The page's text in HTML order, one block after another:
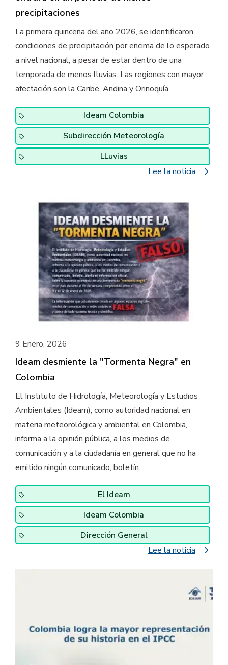
precipitaciones
La primera quincena del año 2026, se identificaron
condiciones de precipitación por encima de lo esperado
a nivel nacional, a pesar de estar dentro de una
temporada de menos lluvias. Las regiones con mayor
afectación son la Caribe, Andina y Orinoquía.
Ideam Colombia
Subdirección Meteorología
LLuvias
Lee la noticia
navigate_next
9 Enero, 2026
Ideam desmiente la "Tormenta Negra" en
Colombia
El Instituto de Hidrología, Meteorología y Estudios
Ambientales (Ideam), como autoridad nacional en
materia meteorológica y ambiental en Colombia,
informa a la opinión pública, a los medios de
comunicación y a la ciudadanía en general que no ha
emitido ningún comunicado, boletín...
El Ideam
Ideam Colombia
Dirección General
Lee la noticia
navigate_next